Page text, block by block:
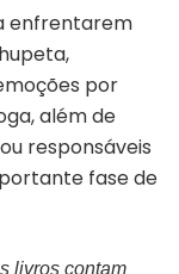
enfrentarem
por
além de
responsáveis
fase de
livros contam